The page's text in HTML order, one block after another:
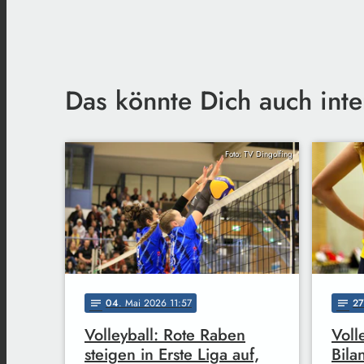
Das könnte Dich auch
Foto: TV Dingolfing
notes 04. Mai 2026 11:57
Volleyball: Rote Raben
steigen in Erste Liga auf,
notes 27